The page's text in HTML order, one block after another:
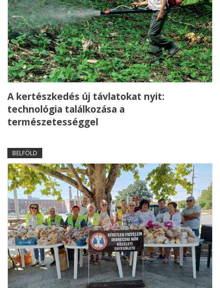
A kertészkedés új távlatokat nyit:
technológia találkozása a
természetességgel
BELFÖLD